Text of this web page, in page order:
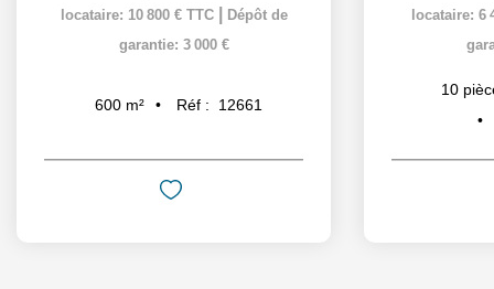
locataire: 10 800 € TTC
Dépôt de
garantie: 3 000 €
600 m² Réf : 12661
locataire: 6
10